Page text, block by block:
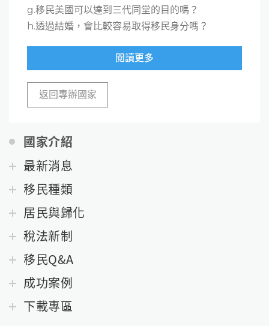
國家介紹
最新消息
移民種類
居民與歸化
稅法新制
移民Q&A
成功案例
下載專區
g.移民美國可以達到三代同堂的目的嗎？
h.透過結婚，會比較容易取得移民身分嗎？
閱讀更多
返回專辦國家